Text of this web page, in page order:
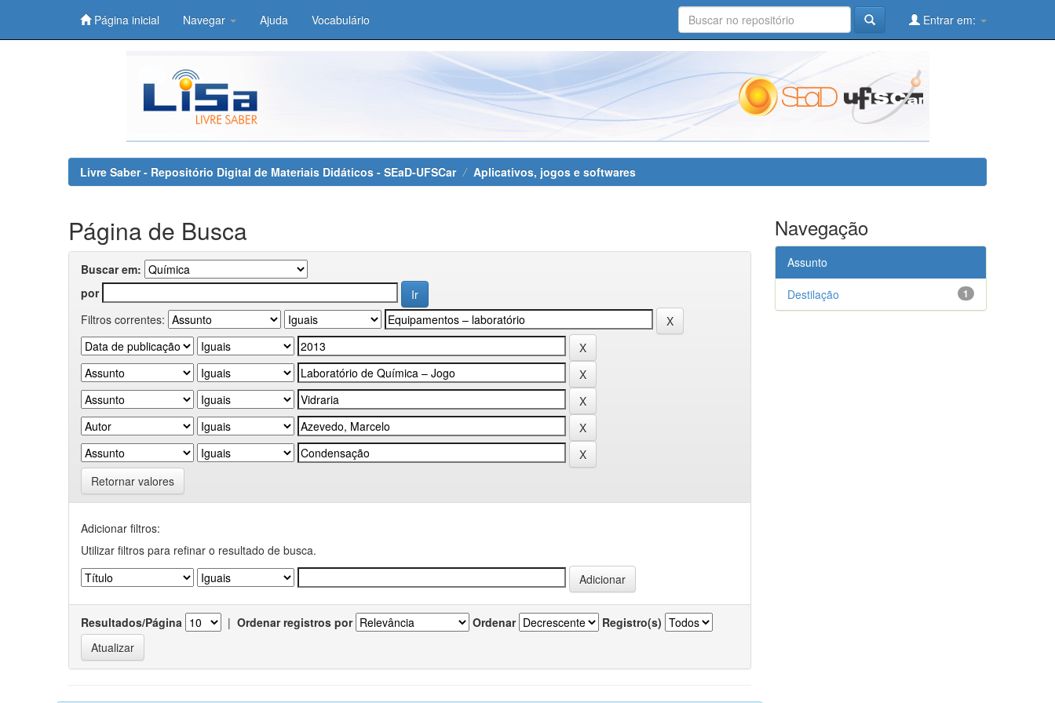
Página inicial Navegar Ajuda Vocabulário Entrar em:
Livre Saber - Repositório Digital de Materiais Didáticos - SEaD-UFSCar Aplicativos, jogos e softwares
Página de Busca
Buscar em:
por
Filtros correntes:
Retornar valores
Adicionar filtros:
Utilizar filtros para refinar o resultado de busca.
Resultados/Página | Ordenar registros por Ordenar Registro(s)
Navegação
Assunto
1
Destilação